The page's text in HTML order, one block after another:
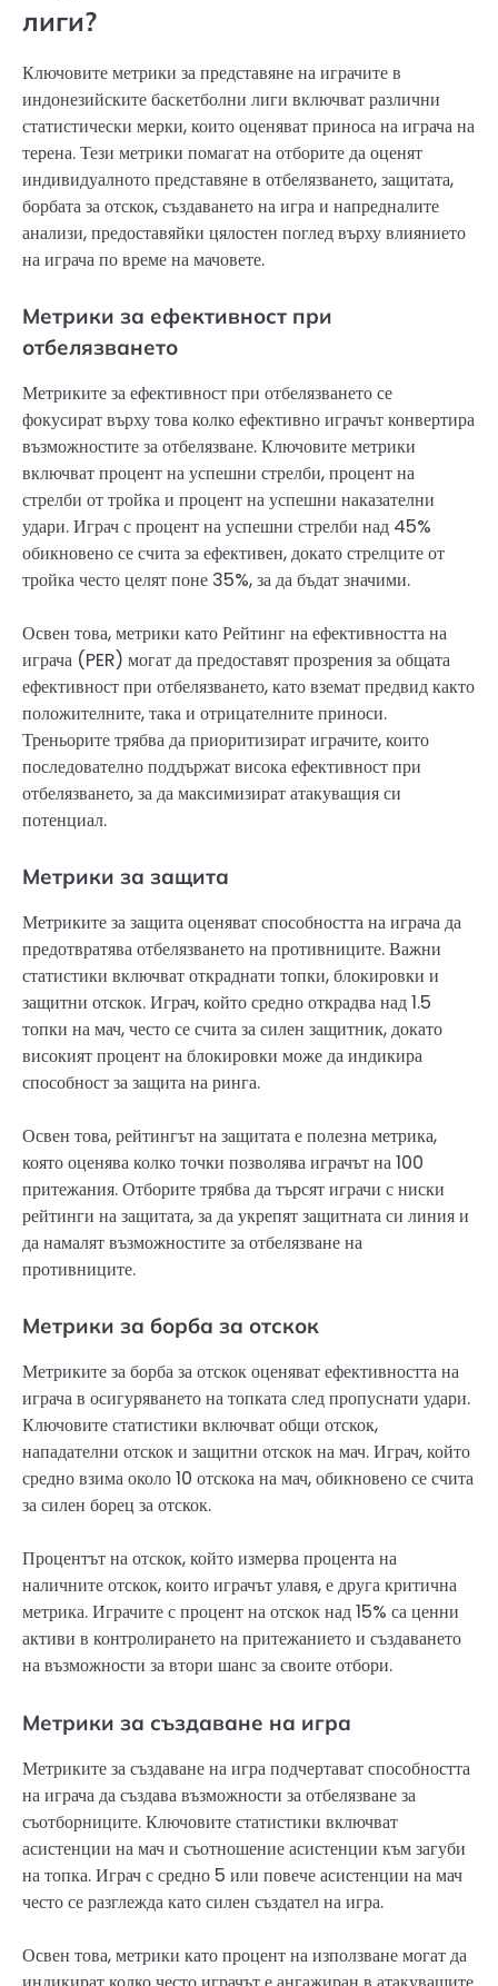
лиги?
Ключовите метрики за представяне на играчите в
индонезийските баскетболни лиги включват различни
статистически мерки, които оценяват приноса на играча на
терена. Тези метрики помагат на отборите да оценят
индивидуалното представяне в отбелязването, защитата,
борбата за отскок, създаването на игра и напредналите
анализи, предоставяйки цялостен поглед върху влиянието
на играча по време на мачовете.
Метрики за ефективност при
отбелязването
Метриките за ефективност при отбелязването се
фокусират върху това колко ефективно играчът конвертира
възможностите за отбелязване. Ключовите метрики
включват процент на успешни стрелби, процент на
стрелби от тройка и процент на успешни наказателни
удари. Играч с процент на успешни стрелби над 45%
обикновено се счита за ефективен, докато стрелците от
тройка често целят поне 35%, за да бъдат значими.
Освен това, метрики като Рейтинг на ефективността на
играча (PER) могат да предоставят прозрения за общата
ефективност при отбелязването, като вземат предвид както
положителните, така и отрицателните приноси.
Треньорите трябва да приоритизират играчите, които
последователно поддържат висока ефективност при
отбелязването, за да максимизират атакуващия си
потенциал.
Метрики за защита
Метриките за защита оценяват способността на играча да
предотвратява отбелязването на противниците. Важни
статистики включват откраднати топки, блокировки и
защитни отскок. Играч, който средно открадва над 1.5
топки на мач, често се счита за силен защитник, докато
високият процент на блокировки може да индикира
способност за защита на ринга.
Освен това, рейтингът на защитата е полезна метрика,
която оценява колко точки позволява играчът на 100
притежания. Отборите трябва да търсят играчи с ниски
рейтинги на защитата, за да укрепят защитната си линия и
да намалят възможностите за отбелязване на
противниците.
Метрики за борба за отскок
Метриките за борба за отскок оценяват ефективността на
играча в осигуряването на топката след пропуснати удари.
Ключовите статистики включват общи отскок,
нападателни отскок и защитни отскок на мач. Играч, който
средно взима около 10 отскока на мач, обикновено се счита
за силен борец за отскок.
Процентът на отскок, който измерва процента на
наличните отскок, които играчът улавя, е друга критична
метрика. Играчите с процент на отскок над 15% са ценни
активи в контролирането на притежанието и създаването
на възможности за втори шанс за своите отбори.
Метрики за създаване на игра
Метриките за създаване на игра подчертават способността
на играча да създава възможности за отбелязване за
съотборниците. Ключовите статистики включват
асистенции на мач и съотношение асистенции към загуби
на топка. Играч с средно 5 или повече асистенции на мач
често се разглежда като силен създател на игра.
Освен това, метрики като процент на използване могат да